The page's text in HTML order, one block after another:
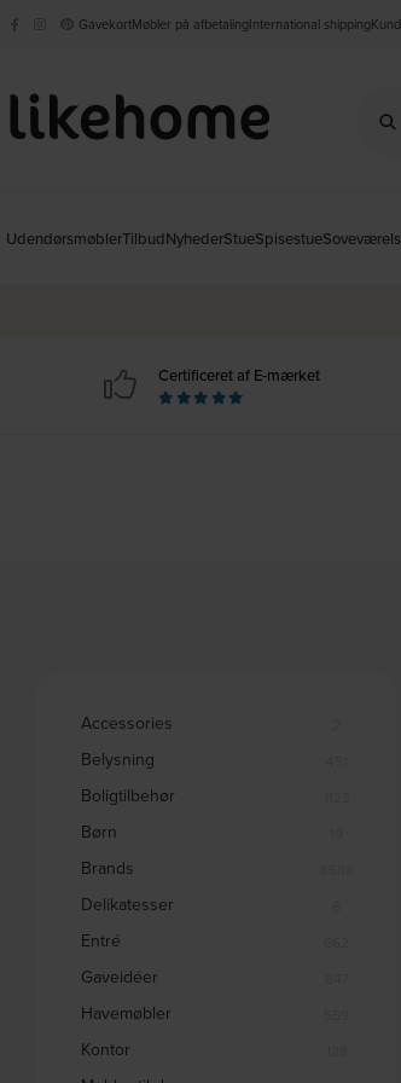
GavekortMøbler på afbetalingInternational shipping
UdendørsmøblerTilbudNyhederStueSpisestue
Certificeret af E-mærket
Accessories
Belysning
Boligtilbehør
Børn
Brands
Delikatesser
Entré
Gaveidéer
Havemøbler
Kontor